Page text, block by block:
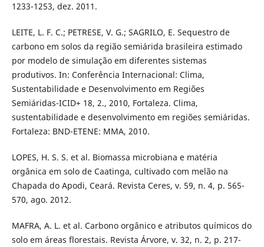
1233-1253, dez. 2011.
LEITE, L. F. C.; PETRESE, V. G.; SAGRILO, E. Sequestro de
carbono em solos da região semiárida brasileira estimado
por modelo de simulação em diferentes sistemas
produtivos. In: Conferência Internacional: Clima,
Sustentabilidade e Desenvolvimento em Regiões
Semiáridas-ICID+ 18, 2., 2010, Fortaleza. Clima,
sustentabilidade e desenvolvimento em regiões semiáridas.
Fortaleza: BND-ETENE: MMA, 2010.
LOPES, H. S. S. et al. Biomassa microbiana e matéria
orgânica em solo de Caatinga, cultivado com melão na
Chapada do Apodi, Ceará. Revista Ceres, v. 59, n. 4, p. 565-
570, ago. 2012.
MAFRA, A. L. et al. Carbono orgânico e atributos químicos do
solo em áreas florestais. Revista Árvore, v. 32, n. 2, p. 217-